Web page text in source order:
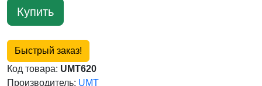
Купить
Быстрый заказ!
Код товара: UMT620
Производитель: UMT